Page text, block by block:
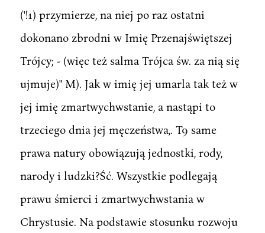
('!1) przymierze, na niej po raz ostatni
dokonano zbrodni w Imię Przenajświętszej
Trójcy; - (więc też salma Trójca św. za nią się
ujmuje)" M). Jak w imię jej umarla tak też w
jej imię zmartwychwstanie, a nastąpi to
trzeciego dnia jej męczeństwa,. T9 same
prawa natury obowiązują jednostki, rody,
narody i ludzki?Ść. Wszystkie podlegają
prawu śmierci i zmartwychwstania w
Chrystusie. Na podstawie stosunku rozwoju